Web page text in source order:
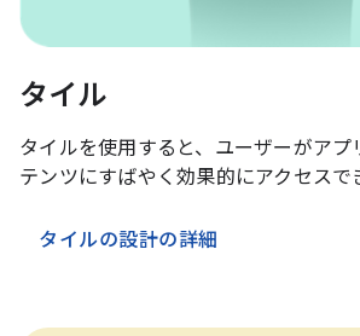
タイル
タイルを使用すると、ユーザーがアプ
テンツにすばやく効果的にアクセスで
タイルの設計の詳細